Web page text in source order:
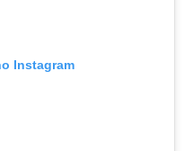
Instagram